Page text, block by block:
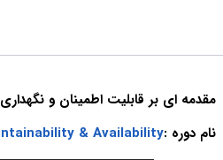
مقدمه ای بر قابلیت اطمینان و
نام دوره :& Availability